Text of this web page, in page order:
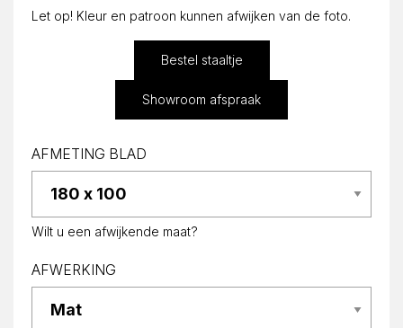
Let op! Kleur en patroon kunnen afwijken van de foto.
Bestel staaltje
Showroom afspraak
AFMETING BLAD
Wilt u een afwijkende maat?
AFWERKING